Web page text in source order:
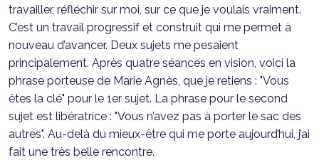
travailler, réfléchir sur moi, sur ce que je voulais vraiment.
C’est un travail progressif et construit qui me permet à
nouveau d’avancer. Deux sujets me pesaient
principalement. Après quatre séances en vision, voici la
phrase porteuse de Marie Agnès, que je retiens : "Vous
êtes la clé" pour le 1er sujet. La phrase pour le second
sujet est libératrice : "Vous n’avez pas à porter le sac des
autres". Au-delà du mieux-être qui me porte aujourd’hui, j’ai
fait une très belle rencontre.